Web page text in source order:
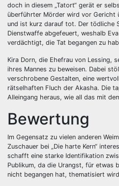
doch in diesem „Tatort“ gerät er
überführter Mörder wird vor Gericht
und ist kurz darauf tot. Der tödliche
Dienstwaffe abgefeuert, weshalb Eva
verdächtigt, die Tat begangen zu
Kira Dorn, die Ehefrau von Lessing,
ihres Mannes zu beweisen. Dabei
verschrobene Gestalten, eine
rätselhaften Fluch der Akasha. Die
Alleingang heraus, wie all das mit
Bewertung
Im Gegensatz zu vielen anderen
Zuschauer bei „Die harte Kern“
schafft eine starke Identifikation
Publikum, da die Urangst, für etwas
nicht begangen hat, thematisiert